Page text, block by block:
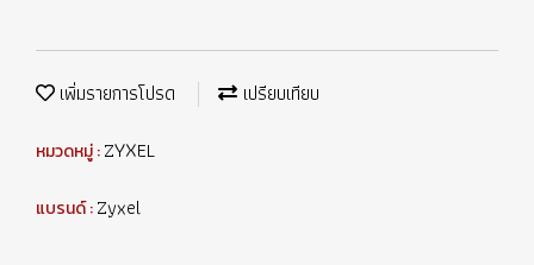
เพิ่มรายการโปรด เปรียบเทียบ
หมวดหมู่ :ZYXEL
แบรนด์ :Zyxel